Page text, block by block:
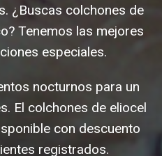
¿Buscas colchones de
Tenemos las mejores
especiales.
nocturnos para un
El colchones de eliocel
con descuento
registrados.